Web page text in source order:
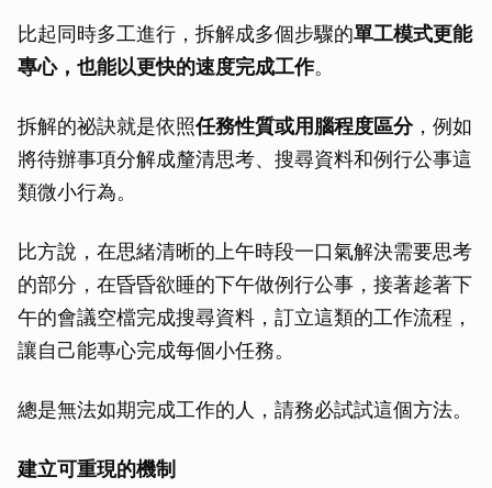
比起同時多工進行，拆解成多個步驟的單工模式更能
專心，也能以更快的速度完成工作。
拆解的祕訣就是依照任務性質或用腦程度區分，例如
將待辦事項分解成釐清思考、搜尋資料和例行公事這
類微小行為。
比方說，在思緒清晰的上午時段一口氣解決需要思考
的部分，在昏昏欲睡的下午做例行公事，接著趁著下
午的會議空檔完成搜尋資料，訂立這類的工作流程，
讓自己能專心完成每個小任務。
總是無法如期完成工作的人，請務必試試這個方法。
建立可重現的機制